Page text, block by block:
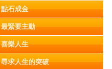
點石成金
最緊要主動
喜樂人生
尋求人生的突破